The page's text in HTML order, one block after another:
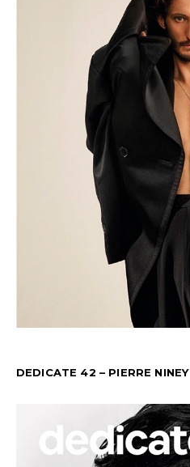
DEDICATE 42 – PIERRE NINEY